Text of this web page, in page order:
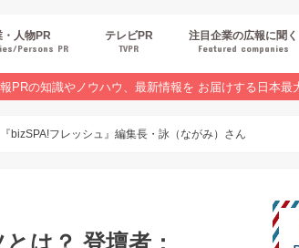
・人物PR
Persons PR
テレビPR
TVPR
注目企業の広報に聞く
Featured companies
PRの知識やノウハウ、最新情報を お届けする日本最
bizSPA!フレッシュ』編集長・詠（ながみ）さん
は？ 登壇者：